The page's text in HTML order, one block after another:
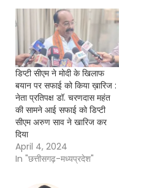
डिप्टी सीएम ने मोदी के खिलाफ
बयान पर सफाई को किया ख़ारिज :
नेता प्रतिपक्ष डॉ. चरणदास महंत
की सामने आई सफाई को डिप्टी
सीएम अरुण साव ने खारिज कर
दिया
April 4, 2024
In "छत्तीसगढ़-मध्यप्रदेश"